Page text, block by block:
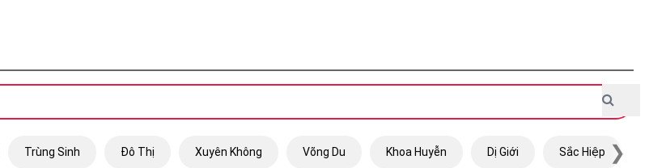
Trùng Sinh Đô Thị Xuyên Không Võng Du Khoa Huyễn Dị Giới Sắc Hiệp ❯